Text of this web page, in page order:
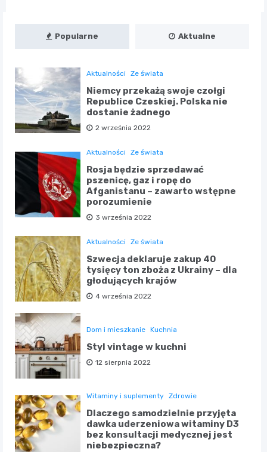
Popularne Aktualne
Aktualności Ze świata
Niemcy przekażą swoje czołgi
Republice Czeskiej. Polska nie
dostanie żadnego
2 września 2022
Aktualności Ze świata
Rosja będzie sprzedawać
pszenicę, gaz i ropę do
Afganistanu – zawarto wstępne
porozumienie
3 września 2022
Aktualności Ze świata
Szwecja deklaruje zakup 40
tysięcy ton zboża z Ukrainy – dla
głodujących krajów
4 września 2022
Dom i mieszkanie Kuchnia
Styl vintage w kuchni
12 sierpnia 2022
Witaminy i suplementy Zdrowie
Dlaczego samodzielnie przyjęta
dawka uderzeniowa witaminy D3
bez konsultacji medycznej jest
niebezpieczna?